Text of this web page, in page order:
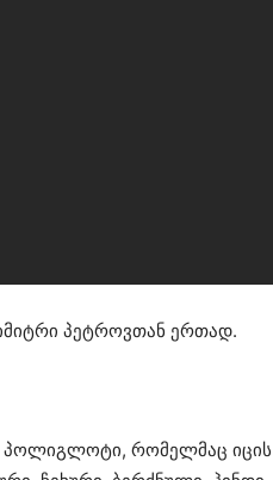
პეტროვთან ერთად.
რომელმაც იცის